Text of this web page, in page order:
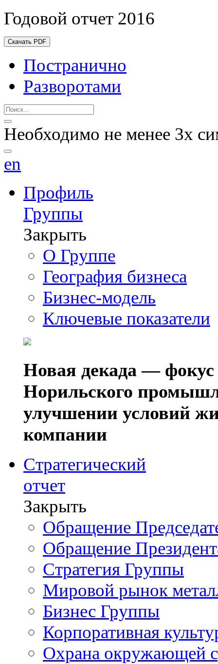
Годовой отчет 2016
Скачать PDF
Постранично
Разворотами
Необходимо не менее 3х
en
Профиль
Группы
Закрыть
О Группе
География бизнеса
Бизнес-модель
Ключевые показатели
Новая декада — фокус
Норильского
улучшении условий
компании
Стратегический
отчет
Закрыть
Обращение
Обращение
Стратегия Группы
Мировой рынок
Бизнес Группы
Корпоративная
Охрана окружающей